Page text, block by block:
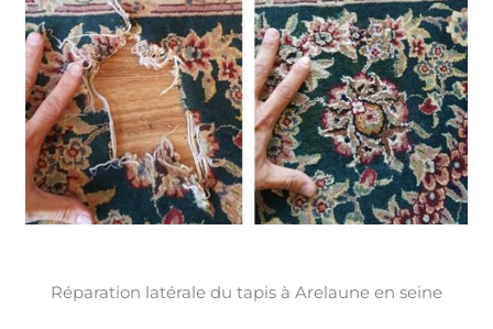
Réparation latérale du tapis à Arelaune en seine